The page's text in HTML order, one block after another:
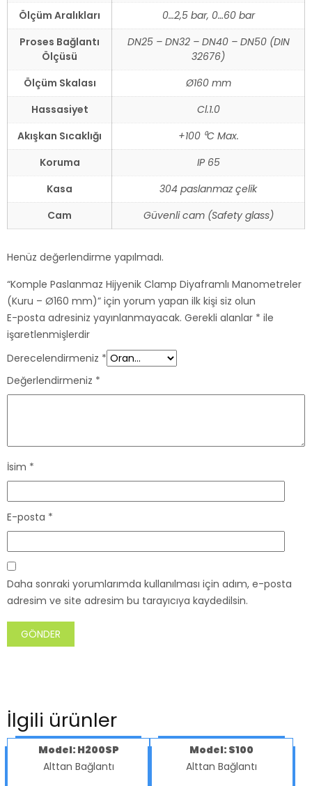
Ölçüm Aralıkları
0…2,5 bar, 0…60 bar
Proses Bağlantı
Ölçüsü
DN25 – DN32 – DN40 – DN50 (DIN
32676)
Ölçüm Skalası
Ø160 mm
Hassasiyet
Cl.1.0
Akışkan Sıcaklığı
+100 ⁰C Max.
Koruma
IP 65
Kasa
304 paslanmaz çelik
Cam
Güvenli cam (Safety glass)
Henüz değerlendirme yapılmadı.
“Komple Paslanmaz Hijyenik Clamp Diyaframlı Manometreler
(Kuru – Ø160 mm)” için yorum yapan ilk kişi siz olun
E-posta adresiniz yayınlanmayacak. Gerekli alanlar * ile
işaretlenmişlerdir
Derecelendirmeniz *
Değerlendirmeniz *
İsim *
E-posta *
Daha sonraki yorumlarımda kullanılması için adım, e-posta
adresim ve site adresim bu tarayıcıya kaydedilsin.
İlgili ürünler
Model: H200SP
Alttan Bağlantı
Model: S100
Alttan Bağlantı